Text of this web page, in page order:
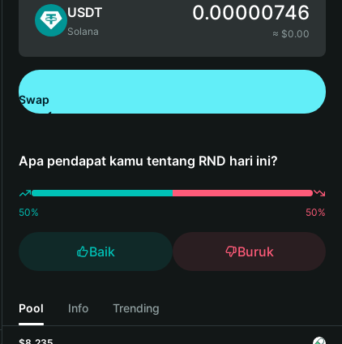
USDT
Solana
0.00000746
≈ $0.00
Swap
Apa pendapat kamu tentang RND hari ini?
50% 50%
Baik Buruk
Pool Info Trending